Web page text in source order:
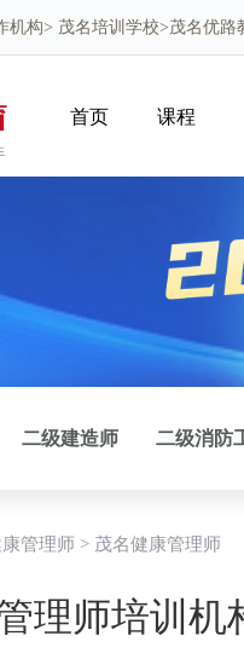
机构> 茂名培训学校>茂名优路
首页 课程
二级建造师 二级消防
管理师 > 茂名健康管理师
理师培训机